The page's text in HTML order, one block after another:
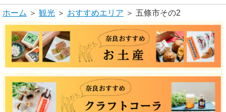
ホーム ＞ 観光 ＞ おすすめエリア ＞ 五條市その2